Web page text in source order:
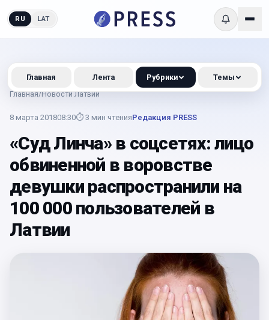
RU LAT
Главная/Новости Латвии
8 марта 201808:30⏱ 3 мин чтенияРедакция PRESS
«Суд Линча» в соцсетях: лицо
обвиненной в воровстве
девушки распространили на
100 000 пользователей в
Латвии
Главная Лента Рубрики Темы